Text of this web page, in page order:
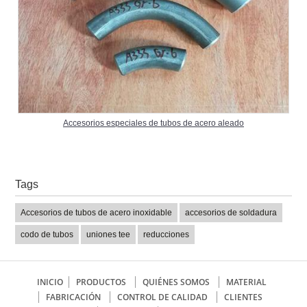
Accesorios especiales de tubos de acero aleado
Tags
Accesorios de tubos de acero inoxidable accesorios de soldadura
codo de tubos uniones tee reducciones
INICIO PRODUCTOS QUIÉNES SOMOS
MATERIAL
FABRICACIÓN
CONTROL DE CALIDAD
CLIENTES